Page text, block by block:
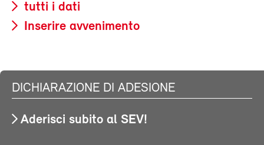
tutti i dati
Inserire avvenimento
DICHIARAZIONE DI ADESIONE
Aderisci subito al SEV!